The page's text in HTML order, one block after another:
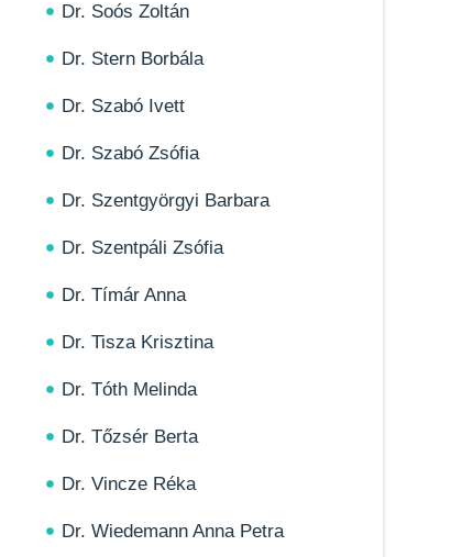
Dr. Soós Zoltán
Dr. Stern Borbála
Dr. Szabó Ivett
Dr. Szabó Zsófia
Dr. Szentgyörgyi Barbara
Dr. Szentpáli Zsófia
Dr. Tímár Anna
Dr. Tisza Krisztina
Dr. Tóth Melinda
Dr. Tőzsér Berta
Dr. Vincze Réka
Dr. Wiedemann Anna Petra